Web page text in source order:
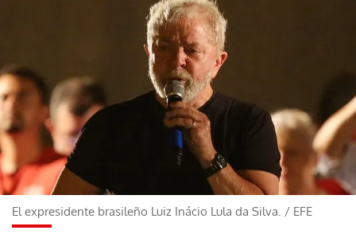
El expresidente brasileño Luiz Inácio Lula da Silva. / EFE